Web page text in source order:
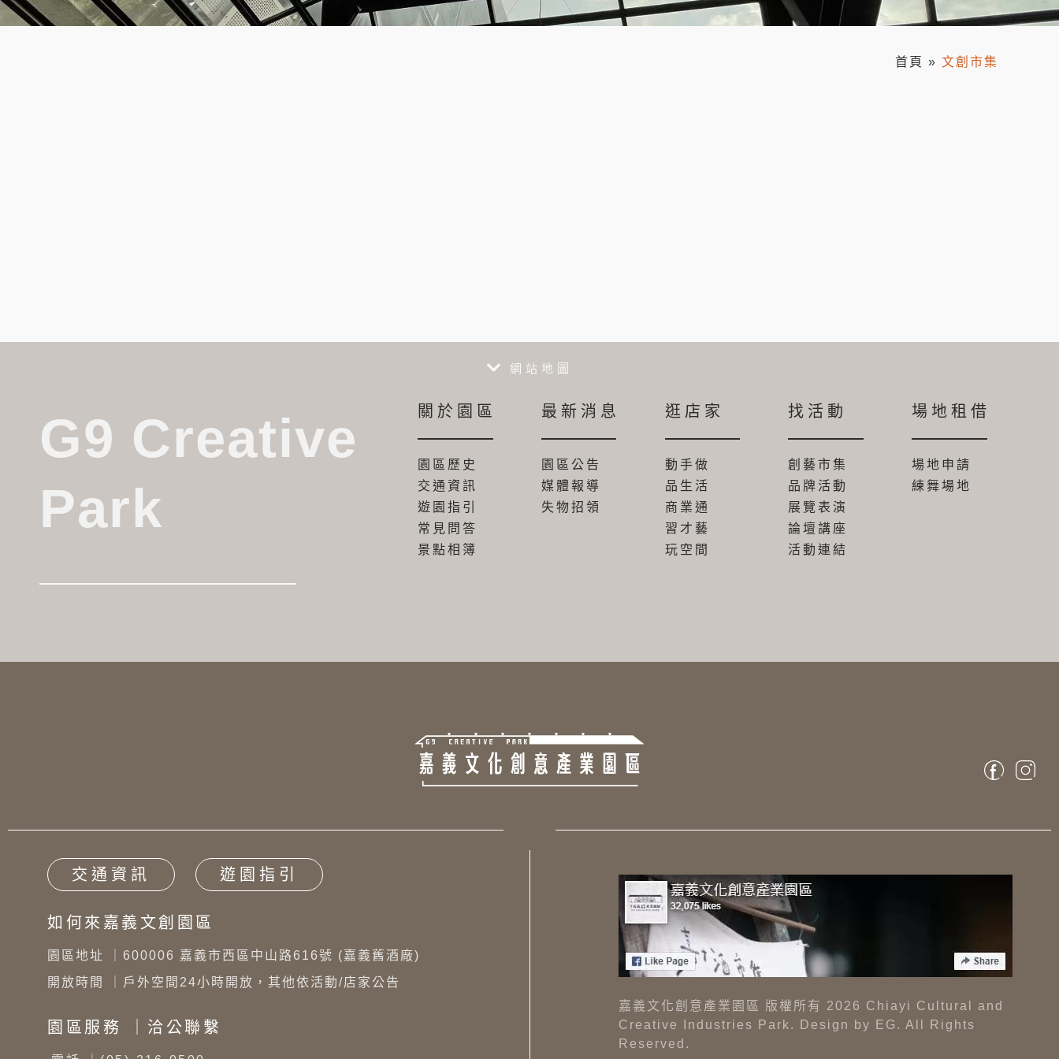
首頁 » 文創市集
網站地圖
G9 Creative
Park
關於園區
園區歷史
交通資訊
遊園指引
常見問答
景點相簿
最新消息
園區公告
媒體報導
失物招領
逛店家
動手做
品生活
商業通
習才藝
玩空間
找活動
創藝市集
品牌活動
展覽表演
論壇講座
活動連結
場地租借
場地申請
練舞場地
交通資訊 遊園指引
如何來嘉義文創園區
園區地址 ｜ 600006 嘉義市西區中山路616號 (嘉義舊酒廠)
開放時間 ｜
戶外空間24小時開放，其他依活動/店家公告
園區服務 ｜洽公聯繫
嘉義文化創意產業園區 版權所有 2026 Chiayi Cultural and
Creative Industries Park. Design by
EG . All Rights
Reserved.